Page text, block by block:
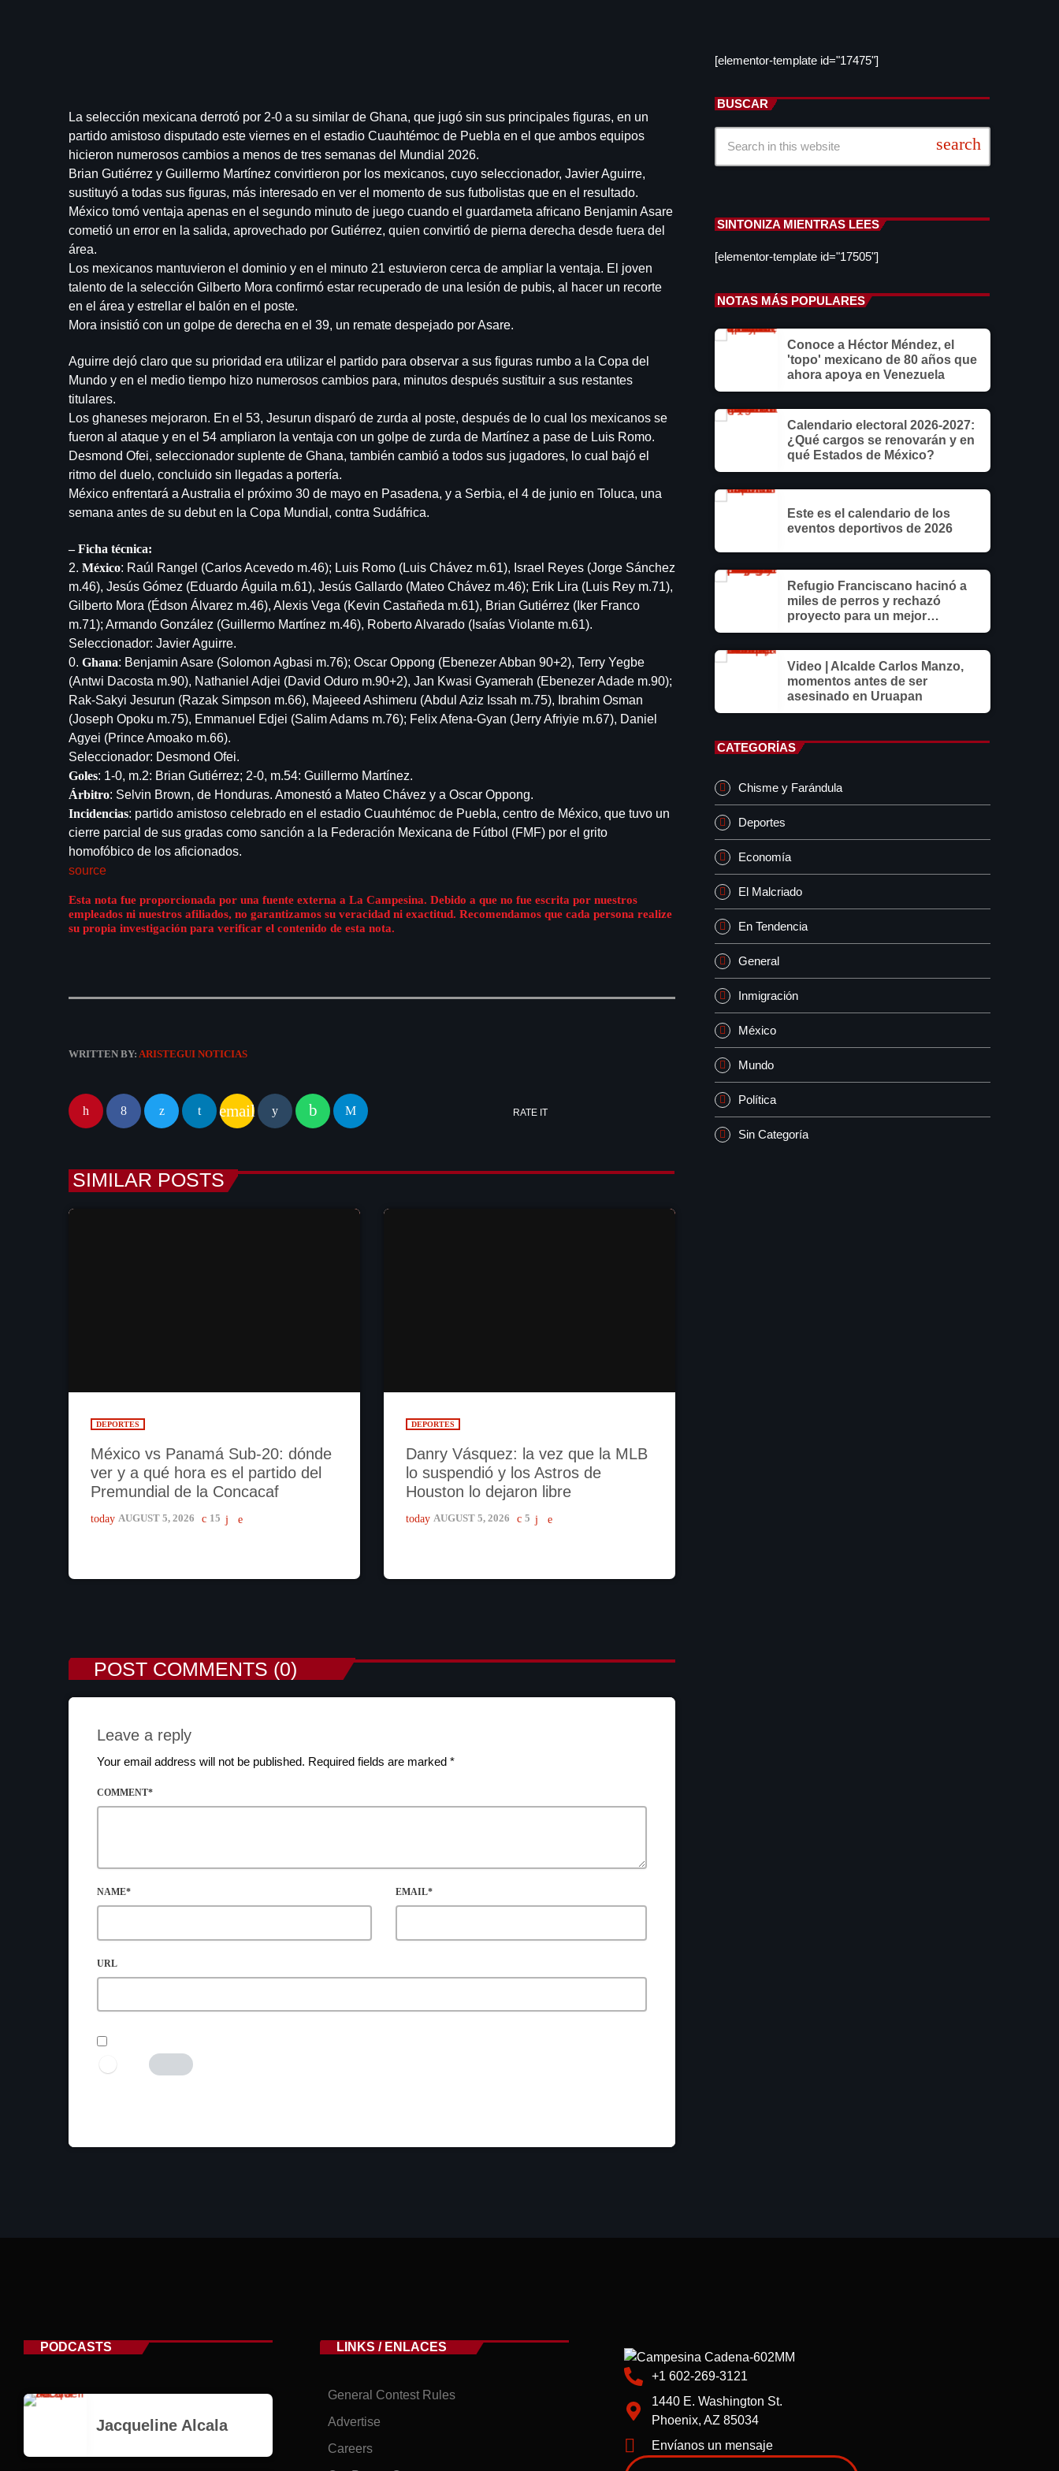
México vs Panamá Sub-20: dónde ver y a qué
hora es el partido del Premundial de la
La selección mexicana derrotó por 2-0 a su similar de Ghana, que jugó sin sus principales figuras, en un
partido amistoso disputado este viernes en el estadio Cuauhtémoc de Puebla en el que ambos equipos
hicieron numerosos cambios a menos de tres semanas del Mundial 2026.
Brian Gutiérrez y Guillermo Martínez convirtieron por los mexicanos, cuyo seleccionador, Javier Aguirre,
sustituyó a todas sus figuras, más interesado en ver el momento de sus futbolistas que en el resultado.
México tomó ventaja apenas en el segundo minuto de juego cuando el guardameta africano Benjamin Asare
cometió un error en la salida, aprovechado por Gutiérrez, quien convirtió de pierna derecha desde fuera del
área.
Los mexicanos mantuvieron el dominio y en el minuto 21 estuvieron cerca de ampliar la ventaja. El joven
talento de la selección Gilberto Mora confirmó estar recuperado de una lesión de pubis, al hacer un recorte
en el área y estrellar el balón en el poste.
Mora insistió con un golpe de derecha en el 39, un remate despejado por Asare.
Aguirre dejó claro que su prioridad era utilizar el partido para observar a sus figuras rumbo a la Copa del
Mundo y en el medio tiempo hizo numerosos cambios para, minutos después sustituir a sus restantes
titulares.
Los ghaneses mejoraron. En el 53, Jesurun disparó de zurda al poste, después de lo cual los mexicanos se
fueron al ataque y en el 54 ampliaron la ventaja con un golpe de zurda de Martínez a pase de Luis Romo.
Desmond Ofei, seleccionador suplente de Ghana, también cambió a todos sus jugadores, lo cual bajó el
ritmo del duelo, concluido sin llegadas a portería.
México enfrentará a Australia el próximo 30 de mayo en Pasadena, y a Serbia, el 4 de junio en Toluca, una
semana antes de su debut en la Copa Mundial, contra Sudáfrica.
– Ficha técnica:
2. México: Raúl Rangel (Carlos Acevedo m.46); Luis Romo (Luis Chávez m.61), Israel Reyes (Jorge Sánchez
m.46), Jesús Gómez (Eduardo Águila m.61), Jesús Gallardo (Mateo Chávez m.46); Erik Lira (Luis Rey m.71),
Gilberto Mora (Édson Álvarez m.46), Alexis Vega (Kevin Castañeda m.61), Brian Gutiérrez (Iker Franco
m.71); Armando González (Guillermo Martínez m.46), Roberto Alvarado (Isaías Violante m.61).
Seleccionador: Javier Aguirre.
0. Ghana: Benjamin Asare (Solomon Agbasi m.76); Oscar Oppong (Ebenezer Abban 90+2), Terry Yegbe
(Antwi Dacosta m.90), Nathaniel Adjei (David Oduro m.90+2), Jan Kwasi Gyamerah (Ebenezer Adade m.90);
Rak-Sakyi Jesurun (Razak Simpson m.66), Majeeed Ashimeru (Abdul Aziz Issah m.75), Ibrahim Osman
(Joseph Opoku m.75), Emmanuel Edjei (Salim Adams m.76); Felix Afena-Gyan (Jerry Afriyie m.67), Daniel
Agyei (Prince Amoako m.66).
Seleccionador: Desmond Ofei.
Goles: 1-0, m.2: Brian Gutiérrez; 2-0, m.54: Guillermo Martínez.
Árbitro: Selvin Brown, de Honduras. Amonestó a Mateo Chávez y a Oscar Oppong.
Incidencias: partido amistoso celebrado en el estadio Cuauhtémoc de Puebla, centro de México, que tuvo un
cierre parcial de sus gradas como sanción a la Federación Mexicana de Fútbol (FMF) por el grito
homofóbico de los aficionados.
source
Esta nota fue proporcionada por una fuente externa a La Campesina. Debido a que no fue escrita por nuestros
empleados ni nuestros afiliados, no garantizamos su veracidad ni exactitud. Recomendamos que cada persona realize
su propia investigación para verificar el contenido de esta nota.
WRITTEN BY: ARISTEGUI NOTICIAS
email RATE IT
SIMILAR POSTS
DEPORTES
México vs Panamá Sub-20: dónde
ver y a qué hora es el partido del
Premundial de la Concacaf
today AUGUST 5, 2026 15
DEPORTES
Danry Vásquez: la vez que la MLB
lo suspendió y los Astros de
Houston lo dejaron libre
today AUGUST 5, 2026 5
POST COMMENTS (0)
Leave a reply
Your email address will not be published. Required fields are marked *
COMMENT*
NAME* EMAIL*
URL
I AM HUMAN
[elementor-template id="17475"]
BUSCAR
search
SINTONIZA MIENTRAS LEES
[elementor-template id="17505"]
NOTAS MÁS POPULARES
Conoce a Héctor Méndez, el
'topo' mexicano de 80 años que
ahora apoya en Venezuela
Calendario electoral 2026-2027:
¿Qué cargos se renovarán y en
qué Estados de México?
Este es el calendario de los
eventos deportivos de 2026
Refugio Franciscano hacinó a
miles de perros y rechazó
proyecto para un mejor
albergue: Fundación Antonio
Video | Alcalde Carlos Manzo,
momentos antes de ser
asesinado en Uruapan
CATEGORÍAS
Chisme y Farándula
Deportes
Economía
El Malcriado
En Tendencia
General
Inmigración
México
Mundo
Política
Sin Categoría
PODCASTS
Jacqueline Alcala
LINKS / ENLACES
General Contest Rules
Advertise
Careers
+1 602-269-3121
1440 E. Washington St.
Phoenix, AZ 85034
Envíanos un mensaje